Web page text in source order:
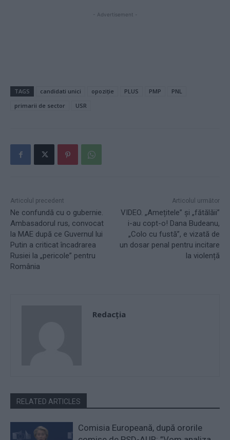
- Advertisement -
TAGS candidati unici opoziție PLUS PMP
PNL
primarii de sector
USR
Articolul precedent
Ne confundă cu o gubernie.
Ambasadorul rus, convocat
la MAE după ce Guvernul lui
Putin a criticat încadrarea
Rusiei la „pericole” pentru
România
Articolul următor
VIDEO. „Amețitele” și „fătălăii”
i-au copt-o! Dana Budeanu,
„Colo cu fustă”, e vizată de
un dosar penal pentru incitare
la violență
Redacţia
RELATED ARTICLES
Comisia Europeană, după ororile